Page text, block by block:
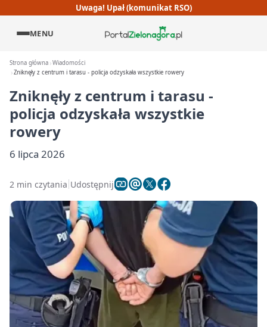
Uwaga! Upał (komunikat RSO)
MENU
Strona główna Wiadomości
Zniknęły z centrum i tarasu - policja odzyskała wszystkie rowery
Zniknęły z centrum i tarasu -
policja odzyskała wszystkie
rowery
6 lipca 2026
2 min czytania Udostępnij